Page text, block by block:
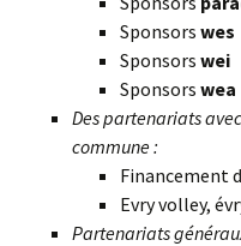
Sponsors wes
Sponsors wei
Sponsors wea
Des partenariats
commune :
Financement
Evry volley,
Partenariats